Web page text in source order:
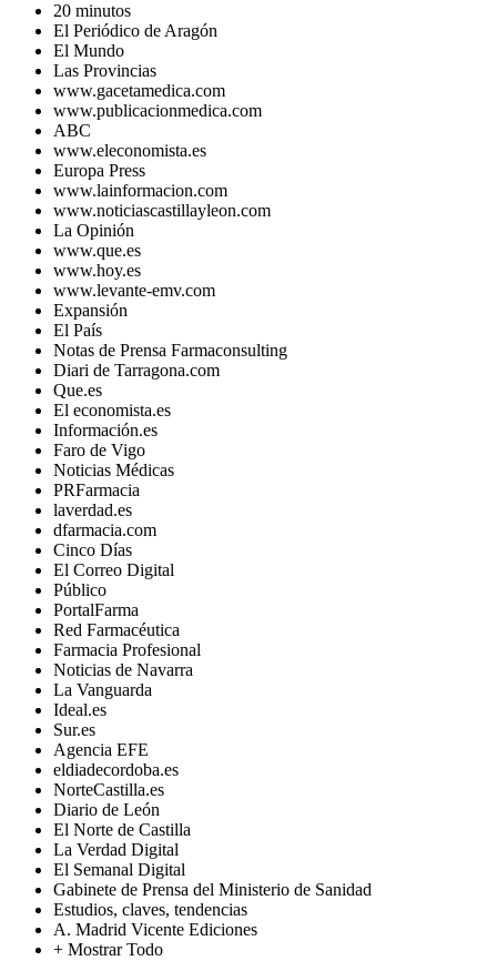
20 minutos
El Periódico de Aragón
El Mundo
Las Provincias
www.gacetamedica.com
www.publicacionmedica.com
ABC
www.eleconomista.es
Europa Press
www.lainformacion.com
www.noticiascastillayleon.com
La Opinión
www.que.es
www.hoy.es
www.levante-emv.com
Expansión
El País
Notas de Prensa Farmaconsulting
Diari de Tarragona.com
Que.es
El economista.es
Información.es
Faro de Vigo
Noticias Médicas
PRFarmacia
laverdad.es
dfarmacia.com
Cinco Días
El Correo Digital
Público
PortalFarma
Red Farmacéutica
Farmacia Profesional
Noticias de Navarra
La Vanguarda
Ideal.es
Sur.es
Agencia EFE
eldiadecordoba.es
NorteCastilla.es
Diario de León
El Norte de Castilla
La Verdad Digital
El Semanal Digital
Gabinete de Prensa del Ministerio de Sanidad
Estudios, claves, tendencias
A. Madrid Vicente Ediciones
+ Mostrar Todo